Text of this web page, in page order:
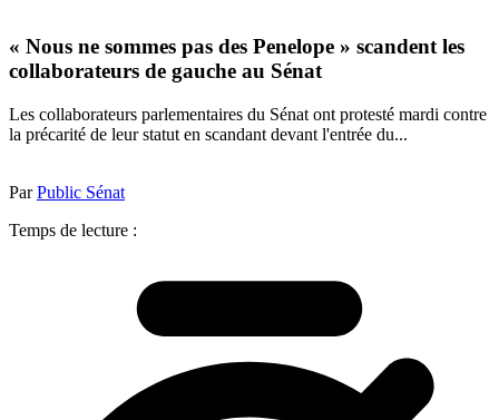
« Nous ne sommes pas des Penelope » scandent les
collaborateurs de gauche au Sénat
Les collaborateurs parlementaires du Sénat ont protesté mardi contre
la précarité de leur statut en scandant devant l'entrée du...
ParPublic Sénat
Temps de lecture :